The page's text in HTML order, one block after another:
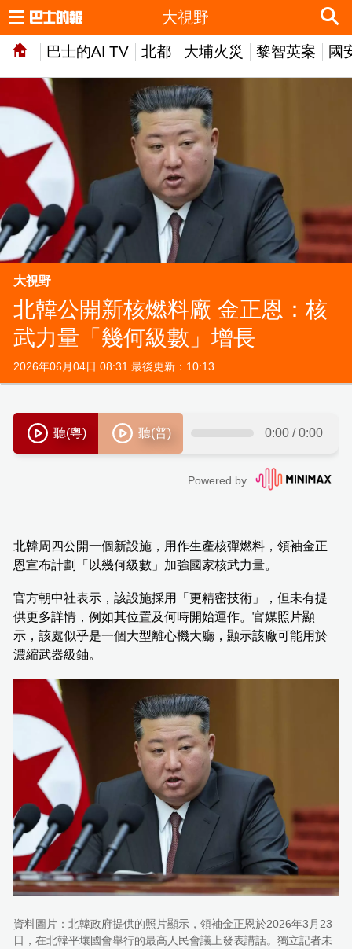
巴士的AI TV 北都 大埔火災 黎智英案 國
大視野
大視野
北韓公開新核燃料廠 金正恩：核
武力量「幾何級數」增長
2026年06月04日 08:31 最後更新：10:13
北韓周四公開一個新設施，用作生產核彈燃料，領袖金正
恩宣布計劃「以幾何級數」加強國家核武力量。
官方朝中社表示，該設施採用「更精密技術」，但未有提
供更多詳情，例如其位置及何時開始運作。官媒照片顯
示，該處似乎是一個大型離心機大廳，顯示該廠可能用於
濃縮武器級鈾。
資料圖片：北韓政府提供的照片顯示，領袖金正恩於2026年3月23
日，在北韓平壤國會舉行的最高人民會議上發表講話。獨立記者未